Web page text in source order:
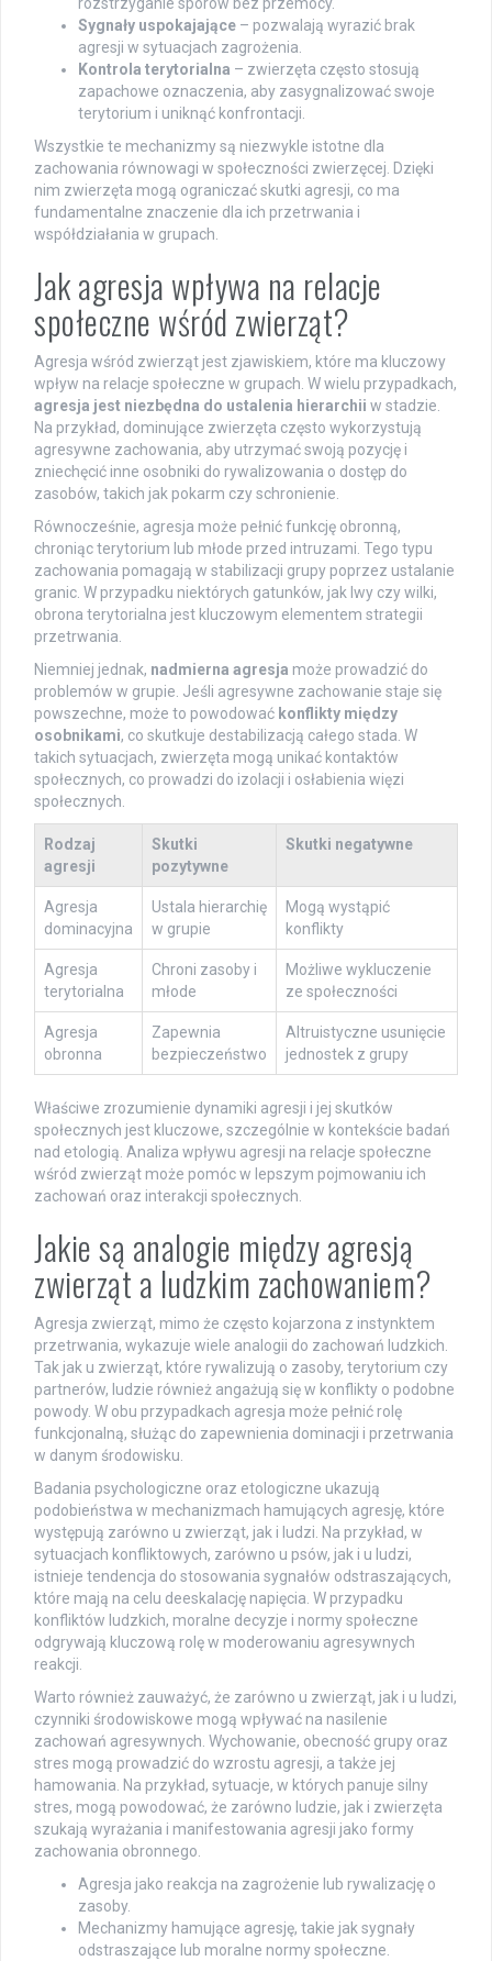
rozstrzyganie sporów bez przemocy.
Sygnały uspokajające – pozwalają wyrazić brak
agresji w sytuacjach zagrożenia.
Kontrola terytorialna – zwierzęta często stosują
zapachowe oznaczenia, aby zasygnalizować swoje
terytorium i uniknąć konfrontacji.
Wszystkie te mechanizmy są niezwykle istotne dla
zachowania równowagi w społeczności zwierzęcej. Dzięki
nim zwierzęta mogą ograniczać skutki agresji, co ma
fundamentalne znaczenie dla ich przetrwania i
współdziałania w grupach.
Jak agresja wpływa na relacje
społeczne wśród zwierząt?
Agresja wśród zwierząt jest zjawiskiem, które ma kluczowy
wpływ na relacje społeczne w grupach. W wielu przypadkach,
agresja jest niezbędna do ustalenia hierarchii w stadzie.
Na przykład, dominujące zwierzęta często wykorzystują
agresywne zachowania, aby utrzymać swoją pozycję i
zniechęcić inne osobniki do rywalizowania o dostęp do
zasobów, takich jak pokarm czy schronienie.
Równocześnie, agresja może pełnić funkcję obronną,
chroniąc terytorium lub młode przed intruzami. Tego typu
zachowania pomagają w stabilizacji grupy poprzez ustalanie
granic. W przypadku niektórych gatunków, jak lwy czy wilki,
obrona terytorialna jest kluczowym elementem strategii
przetrwania.
Niemniej jednak, nadmierna agresja może prowadzić do
problemów w grupie. Jeśli agresywne zachowanie staje się
powszechne, może to powodować konflikty między
osobnikami, co skutkuje destabilizacją całego stada. W
takich sytuacjach, zwierzęta mogą unikać kontaktów
społecznych, co prowadzi do izolacji i osłabienia więzi
społecznych.
Rodzaj
agresji
Skutki
pozytywne
Skutki negatywne
Agresja
dominacyjna
Ustala hierarchię
w grupie
Mogą wystąpić
konflikty
Agresja
terytorialna
Chroni zasoby i
młode
Możliwe wykluczenie
ze społeczności
Agresja
obronna
Zapewnia
bezpieczeństwo
Altruistyczne usunięcie
jednostek z grupy
Właściwe zrozumienie dynamiki agresji i jej skutków
społecznych jest kluczowe, szczególnie w kontekście badań
nad etologią. Analiza wpływu agresji na relacje społeczne
wśród zwierząt może pomóc w lepszym pojmowaniu ich
zachowań oraz interakcji społecznych.
Jakie są analogie między agresją
zwierząt a ludzkim zachowaniem?
Agresja zwierząt, mimo że często kojarzona z instynktem
przetrwania, wykazuje wiele analogii do zachowań ludzkich.
Tak jak u zwierząt, które rywalizują o zasoby, terytorium czy
partnerów, ludzie również angażują się w konflikty o podobne
powody. W obu przypadkach agresja może pełnić rolę
funkcjonalną, służąc do zapewnienia dominacji i przetrwania
w danym środowisku.
Badania psychologiczne oraz etologiczne ukazują
podobieństwa w mechanizmach hamujących agresję, które
występują zarówno u zwierząt, jak i ludzi. Na przykład, w
sytuacjach konfliktowych, zarówno u psów, jak i u ludzi,
istnieje tendencja do stosowania sygnałów odstraszających,
które mają na celu deeskalację napięcia. W przypadku
konfliktów ludzkich, moralne decyzje i normy społeczne
odgrywają kluczową rolę w moderowaniu agresywnych
reakcji.
Warto również zauważyć, że zarówno u zwierząt, jak i u ludzi,
czynniki środowiskowe mogą wpływać na nasilenie
zachowań agresywnych. Wychowanie, obecność grupy oraz
stres mogą prowadzić do wzrostu agresji, a także jej
hamowania. Na przykład, sytuacje, w których panuje silny
stres, mogą powodować, że zarówno ludzie, jak i zwierzęta
szukają wyrażania i manifestowania agresji jako formy
zachowania obronnego.
Agresja jako reakcja na zagrożenie lub rywalizację o
zasoby.
Mechanizmy hamujące agresję, takie jak sygnały
odstraszające lub moralne normy społeczne.